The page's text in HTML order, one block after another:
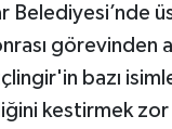
Belediyesi’nde
görevinden
bazı
kestirmek